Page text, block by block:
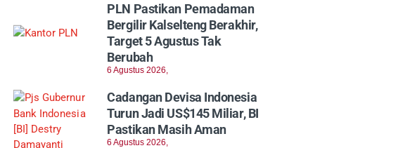
PLN Pastikan Pemadaman
Bergilir Kalselteng Berakhir,
Target 5 Agustus Tak
Berubah
6 Agustus 2026,
Cadangan Devisa Indonesia
Turun Jadi US$145 Miliar, BI
Pastikan Masih Aman
6 Agustus 2026,